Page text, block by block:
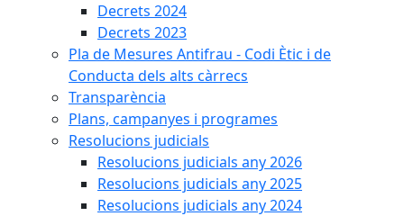
Decrets 2024
Decrets 2023
Pla de Mesures Antifrau - Codi Ètic i de
Conducta dels alts càrrecs
Transparència
Plans, campanyes i programes
Resolucions judicials
Resolucions judicials any 2026
Resolucions judicials any 2025
Resolucions judicials any 2024